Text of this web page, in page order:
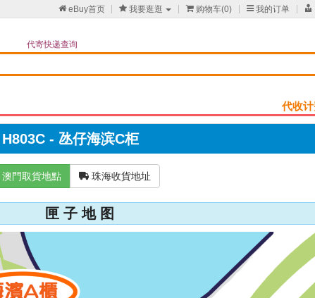
eBuy首页  我要逛逛  购物车(0) 我的订单 
代寄快递查询
代收
H803C - 氹仔海滨C柜
澳門取貨地點  珠海收貨地址
匣 子 地 图